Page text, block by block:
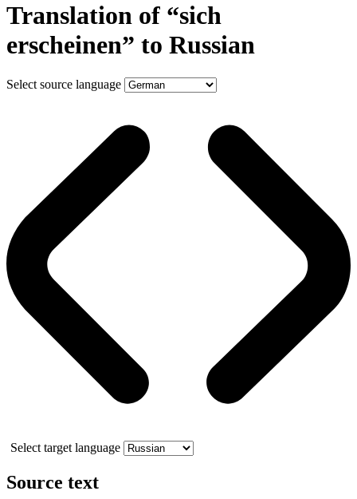
Translation of “sich
erscheinen” to Russian
Select source language
Select target language
Source text